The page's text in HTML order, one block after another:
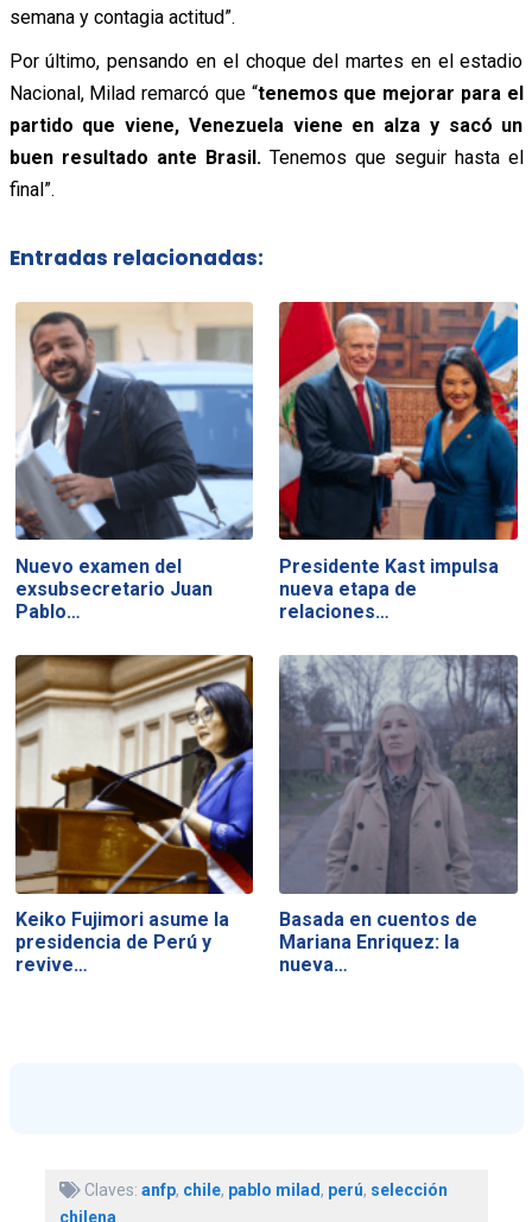
semana y contagia actitud”.
Por último, pensando en el choque del martes en el estadio
Nacional, Milad remarcó que “tenemos que mejorar para el
partido que viene, Venezuela viene en alza y sacó un
buen resultado ante Brasil. Tenemos que seguir hasta el
final”.
Entradas relacionadas:
Nuevo examen del
exsubsecretario Juan
Pablo…
Presidente Kast impulsa
nueva etapa de
relaciones…
Keiko Fujimori asume la
presidencia de Perú y
revive…
Basada en cuentos de
Mariana Enriquez: la
nueva…
Claves: anfp, chile, pablo milad, perú, selección
chilena